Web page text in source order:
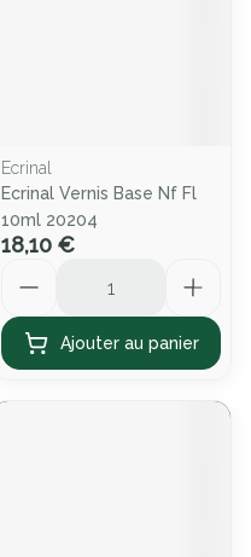
Ecrinal
Ecrinal Vernis Base Nf Fl
10ml 20204
18,10 €
Ajouter au panier